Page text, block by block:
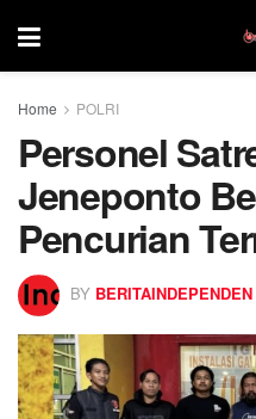
Home POLRI
Personel
Jeneponto
Pencurian
BY BERITAINDEPENDEN